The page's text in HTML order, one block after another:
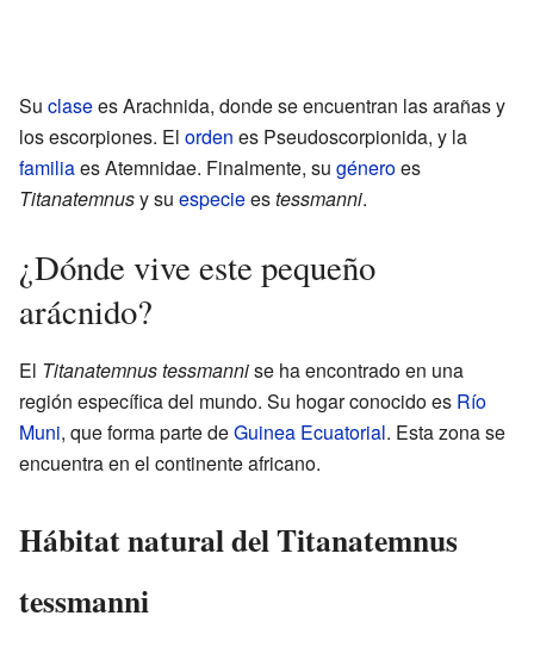
Su clasees Arachnida, donde se encuentran las arañas y
los escorpiones. El orden es Pseudoscorpionida, y la
familiaes Atemnidae. Finalmente, su géneroes
Titanatemnusy su especieestessmanni.
¿Dónde vive este pequeño
arácnido?
El Titanatemnus tessmannise ha encontrado en una
región específica del mundo. Su hogar conocido es Río
Muni, que forma parte deGuinea Ecuatorial. Esta zona se
encuentra en el continente africano.
Hábitat natural del Titanatemnus
tessmanni